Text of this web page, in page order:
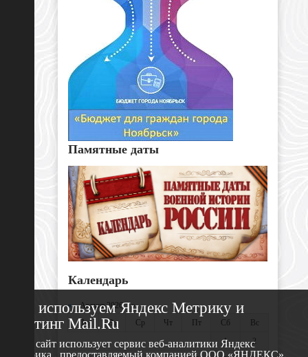
Памятные даты
Календарь
«Август 2026 »
Пн
Вт Ср Чт Пт Сб
Вс
1
2
Мы используем Яндекс Метрику и
Рейтинг Mail.Ru
Этот сайт использует сервис веб-аналитики Яндекс
Метрика , предоставляемый компанией ООО «ЯНДЕКС»,